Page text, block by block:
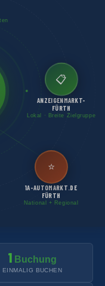
📋
ANZEIGENMARKT-
FÜRTH
Lokal · Breite Zielgruppe
⭐
1A-AUTOMARKT.DE
FÜRTH
National + Regional
1 Buchung
EINMALIG BUCHEN